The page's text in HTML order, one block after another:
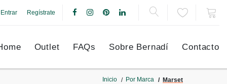
Entrar Regístrate
Outlet FAQs Sobre Bernadí Contacto
Inicio Por Marca Marset